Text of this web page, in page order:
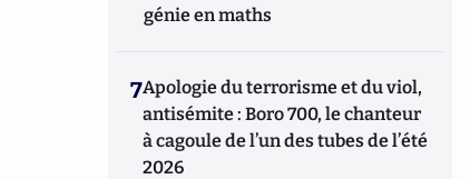
génie en maths
7Apologie du terrorisme et du viol,
antisémite : Boro 700, le chanteur
à cagoule de l’un des tubes de l’été
2026